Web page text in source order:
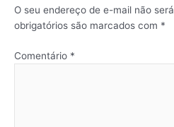
O seu endereço de e-mail não
obrigatórios são marcados com *
Comentário *